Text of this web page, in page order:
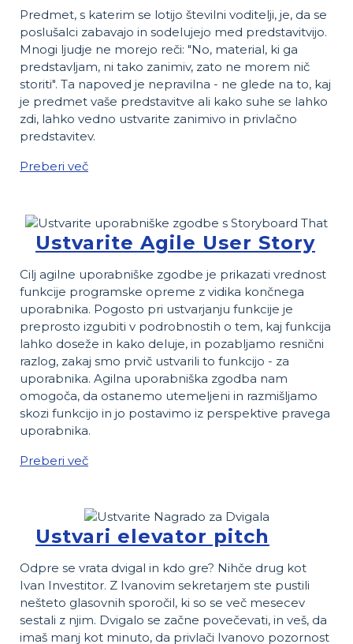
Predmet, s katerim se lotijo ​​številni voditelji, je, da se
poslušalci zabavajo in sodelujejo med predstavitvijo.
Mnogi ljudje ne morejo reči: "No, material, ki ga
predstavljam, ni tako zanimiv, zato ne morem nič
storiti". Ta napoved je nepravilna - ne glede na to, kaj
je predmet vaše predstavitve ali kako suhe se lahko
zdi, lahko vedno ustvarite zanimivo in privlačno
predstavitev.
Preberi več
Ustvarite Agile User Story
Cilj agilne uporabniške zgodbe je prikazati vrednost
funkcije programske opreme z vidika končnega
uporabnika. Pogosto pri ustvarjanju funkcije je
preprosto izgubiti v podrobnostih o tem, kaj funkcija
lahko doseže in kako deluje, in pozabljamo resnični
razlog, zakaj smo prvič ustvarili to funkcijo - za
uporabnika. Agilna uporabniška zgodba nam
omogoča, da ostanemo utemeljeni in razmišljamo
skozi funkcijo in jo postavimo iz perspektive pravega
uporabnika.
Preberi več
Ustvari elevator pitch
Odpre se vrata dvigal in kdo gre? Nihče drug kot
Ivan Investitor. Z Ivanovim sekretarjem ste pustili
nešteto glasovnih sporočil, ki so se več mesecev
sestali z njim. Dvigalo se začne povečevati, in veš, da
imaš manj kot minuto, da privlači Ivanovo pozornost